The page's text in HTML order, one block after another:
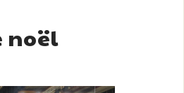
noël